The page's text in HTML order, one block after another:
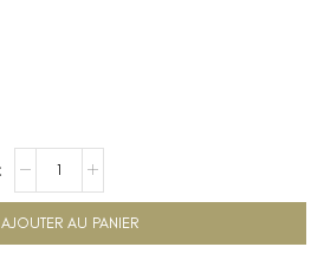
AJOUTER AU PANIER